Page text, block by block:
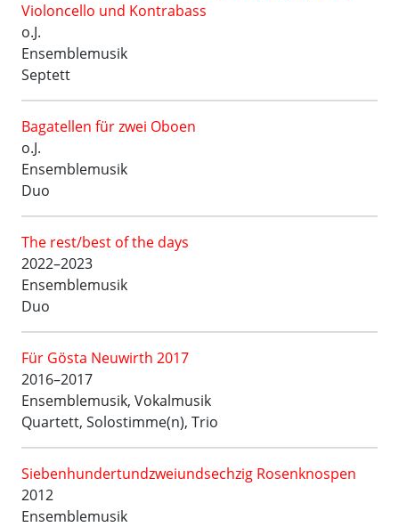
Violoncello und Kontrabass
o.J.
Ensemblemusik
Septett
Bagatellen für zwei Oboen
o.J.
Ensemblemusik
Duo
The rest/best of the days
2022–2023
Ensemblemusik
Duo
Für Gösta Neuwirth 2017
2016–2017
Ensemblemusik, Vokalmusik
Quartett, Solostimme(n), Trio
Siebenhundertundzweiundsechzig Rosenknospen
2012
Ensemblemusik